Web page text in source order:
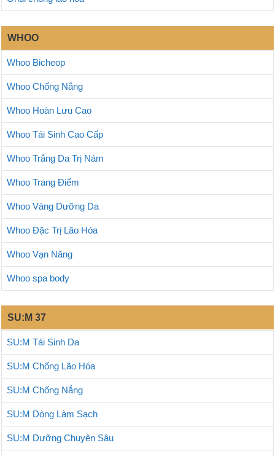
WHOO
Whoo Bicheop
Whoo Chống Nắng
Whoo Hoàn Lưu Cao
Whoo Tái Sinh Cao Cấp
Whoo Trắng Da Trị Nám
Whoo Trang Điểm
Whoo Vàng Dưỡng Da
Whoo Đặc Trị Lão Hóa
Whoo Vạn Năng
Whoo spa body
SU:M 37
SU:M Tái Sinh Da
SU:M Chống Lão Hóa
SU:M Chống Nắng
SU:M Dòng Làm Sạch
SU:M Dưỡng Chuyên Sâu